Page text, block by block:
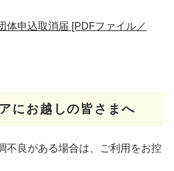
体申込取消届 [PDFファイル／
にお越しの皆さまへ
不良がある場合は、ご利用をお控